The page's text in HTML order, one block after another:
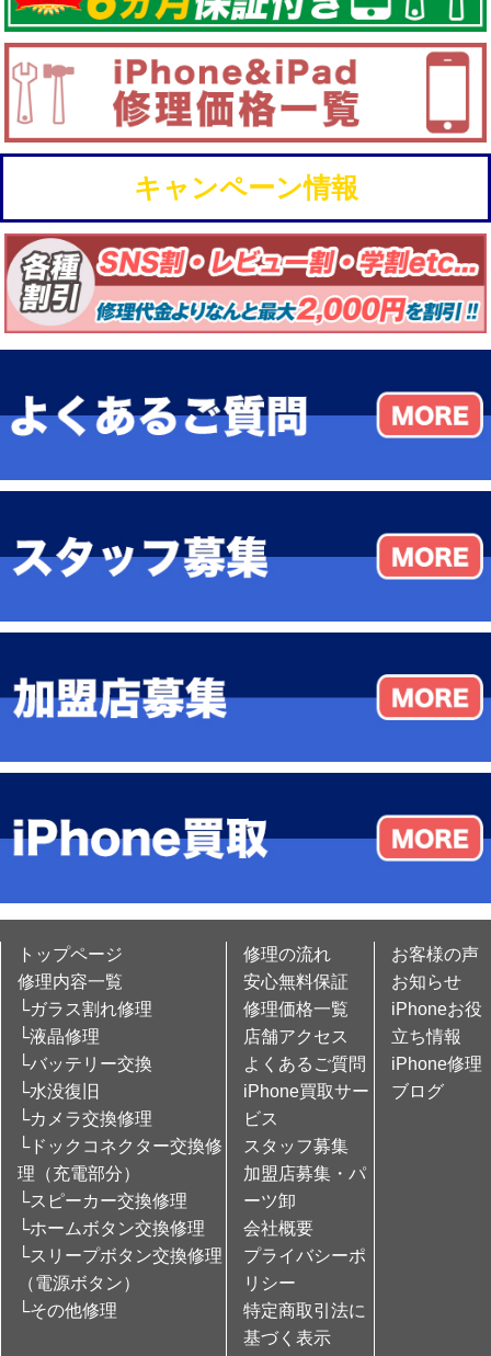
キャンペーン情報
トップページ
修理内容一覧
└ガラス割れ修理
└液晶修理
└バッテリー交換
└水没復旧
└カメラ交換修理
└ドックコネクター交換修
理（充電部分）
└スピーカー交換修理
└ホームボタン交換修理
└スリープボタン交換修理
（電源ボタン）
└その他修理
修理の流れ
安心無料保証
修理価格一覧
店舗アクセス
よくあるご質問
iPhone買取サー
ビス
スタッフ募集
加盟店募集・パ
ーツ卸
会社概要
プライバシーポ
リシー
特定商取引法に
基づく表示
お客様の声
お知らせ
iPhoneお役
立ち情報
iPhone修理
ブログ